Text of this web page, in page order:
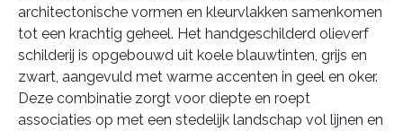
architectonische vormen en kleurvlakken samenkomen
tot een krachtig geheel. Het handgeschilderd olieverf
schilderij is opgebouwd uit koele blauwtinten, grijs en
zwart, aangevuld met warme accenten in geel en oker.
Deze combinatie zorgt voor diepte en roept
associaties op met een stedelijk landschap vol lijnen en